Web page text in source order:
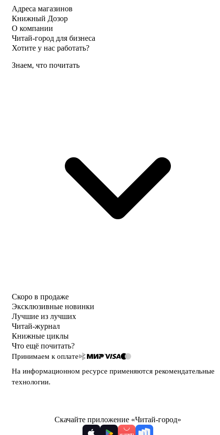
Адреса магазинов
Книжный Дозор
О компании
Читай-город для бизнеса
Хотите у нас работать?
Знаем, что почитать
Скоро в продаже
Эксклюзивные новинки
Лучшие из лучших
Читай-журнал
Книжные циклы
Что ещё почитать?
Принимаем к оплате
На информационном ресурсе применяются рекомендательные
технологии.
Скачайте приложение «Читай-город»